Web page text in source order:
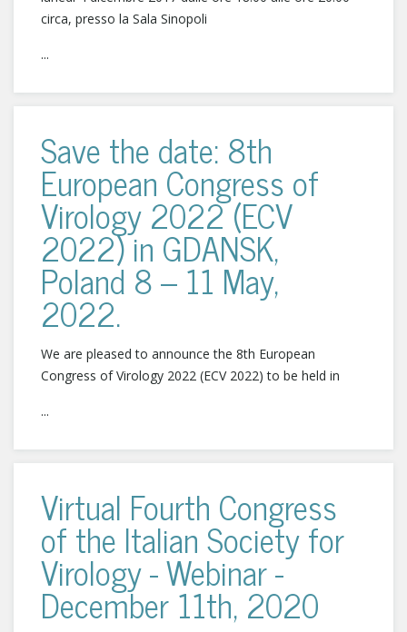
circa, presso la Sala Sinopoli
...
Save the date: 8th
European Congress of
Virology 2022 (ECV
2022) in GDANSK,
Poland 8 – 11 May,
2022.
We are pleased to announce the 8th European
Congress of Virology 2022 (ECV 2022) to be held in
...
Virtual Fourth Congress
of the Italian Society for
Virology - Webinar -
December 11th, 2020